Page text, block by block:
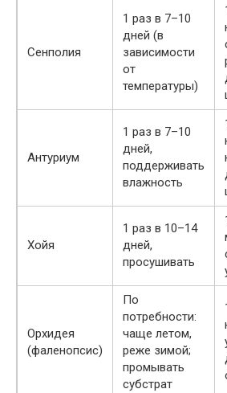
Сенполия
1 раз в 7–10
дней (в
зависимости
от
температуры)
Антуриум
1 раз в 7–10
дней,
поддерживать
влажность
Хойя
1 раз в 10–14
дней,
просушивать
Орхидея
(фаленопсис)
По
потребности:
чаще летом,
реже зимой;
промывать
субстрат